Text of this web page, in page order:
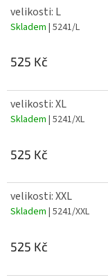
velikosti: L
Skladem | 5241/L
525 Kč
velikosti: XL
Skladem | 5241/XL
525 Kč
velikosti: XXL
Skladem | 5241/XXL
525 Kč